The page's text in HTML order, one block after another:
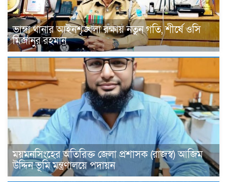
ভাঙ্গা থানার আইনশৃঙ্খলা রক্ষায় নতুন গতি, শীর্ষে ওসি
মিজানুর রহমান
ময়মনসিংহের অতিরিক্ত জেলা প্রশাসক (রাজস্ব) আজিম
উদ্দিন ভূমি মন্ত্রণালয়ে পদায়ন